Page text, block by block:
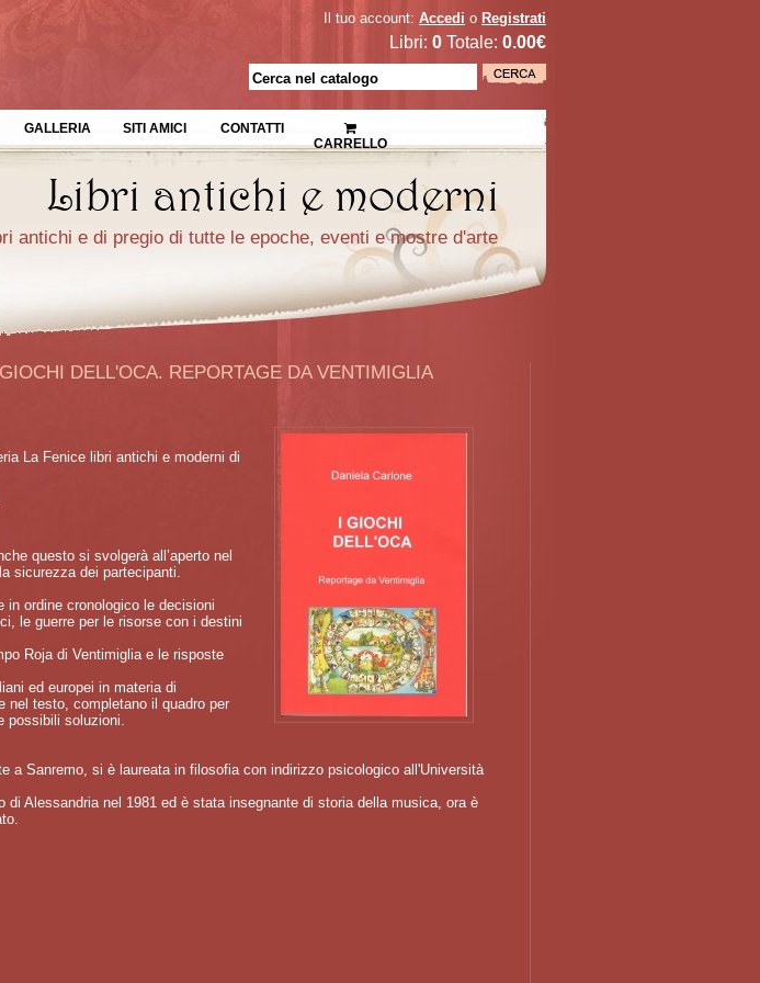
Il tuo account: Accedi o Registrati
Libri: 0 Totale: 0.00€
GALLERIA SITI AMICI
CONTATTI
CARRELLO
antichi e di pregio di tutte le epoche, eventi e mostre d'arte
DELL'OCA. REPORTAGE DA VENTIMIGLIA
La Fenice libri antichi e moderni di
questo si svolgerà all’aperto nel
sicurezza dei partecipanti.
in ordine cronologico le decisioni
le guerre per le risorse con i destini
Roja di Ventimiglia e le risposte
ed europei in materia di
nel testo, completano il quadro per
possibili soluzioni.
a Sanremo, si è laureata in filosofia con indirizzo psicologico all'Università
di Alessandria nel 1981 ed è stata insegnante di storia della musica, ora è